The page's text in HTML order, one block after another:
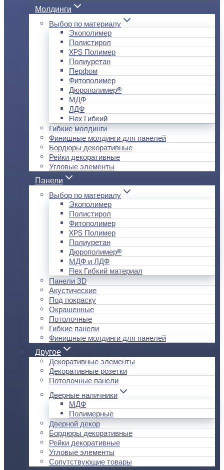
Молдинги
Выбор по материалу
Экополимер
Полистирол
XPS Полимер
Полиуретан
Перфом
Фитополимер
Дюрополимер®
МДФ
ЛДФ
Flex Гибкий
Гибкие молдинги
Финишные молдинги для панелей
Бордюры декоративные
Рейки декоративные
Угловые элементы
Панели
Выбор по материалу
Экополимер
Полистирол
Фитополимер
XPS Полимер
Полиуретан
Дюрополимер®
МДФ и ЛДФ
Flex Гибкий материал
Панели 3D
Акустические
Под покраску
Окрашенные
Потолочные
Гибкие панели
Финишные молдинги для панелей
Другое
Декоративные элементы
Декоративные розетки
Потолочные панели
Дверные наличники
МДФ
Полимерные
Дверной декор
Бордюры декоративные
Рейки декоративные
Угловые элементы
Сопутствующие товары